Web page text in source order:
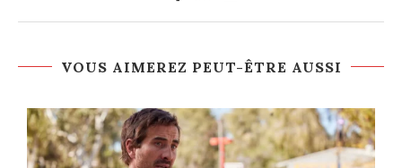
VOUS AIMEREZ PEUT-ÊTRE AUSSI